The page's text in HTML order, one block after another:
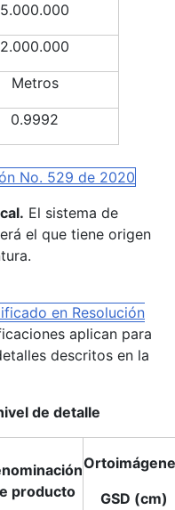
5.000.000
2.000.000
Metros
0.9992
No. 529 de 2020
El sistema de
el que tiene origen
en Resolución
aplican para
descritos en la
de detalle
producto
GSD (cm)